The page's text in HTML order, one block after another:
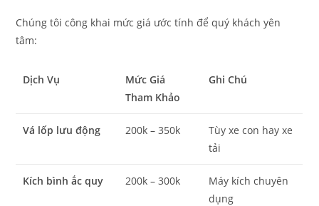
Chúng tôi công khai mức giá ước tính để quý khách yên
tâm:
Dịch Vụ
Mức Giá
Tham Khảo
Ghi Chú
Vá lốp lưu động 200k – 350k
Tùy xe con hay xe
tải
Kích bình ắc quy 200k – 300k
Máy kích chuyên
dụng